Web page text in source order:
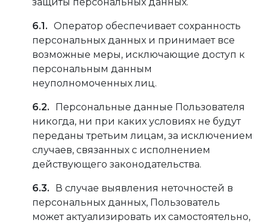
Оператор обеспечивает сохранность
персональных данных и принимает все
возможные меры, исключающие доступ к
персональным данным
неуполномоченных лиц.
Персональные данные Пользователя
никогда, ни при каких условиях не будут
переданы третьим лицам, за исключением
случаев, связанных с исполнением
действующего законодательства.
В случае выявления неточностей в
персональных данных, Пользователь
может актуализировать их самостоятельно,